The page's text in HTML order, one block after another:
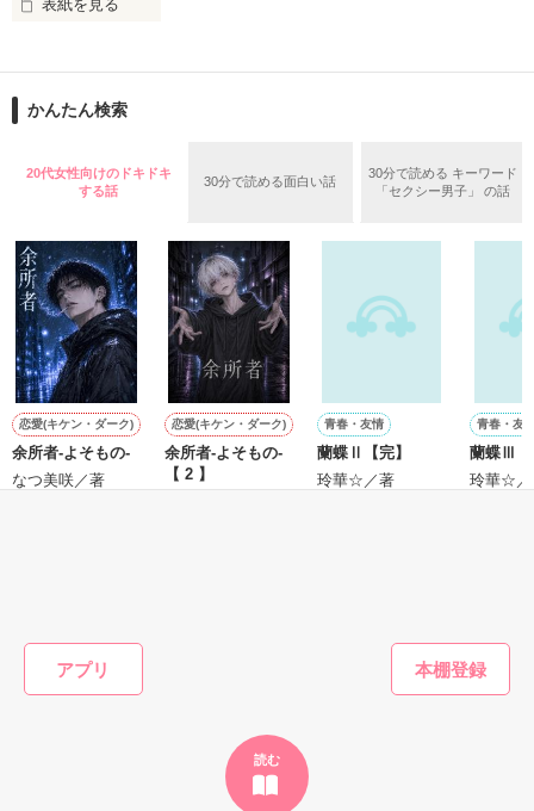
アプリ
読む
2026.6.5～2026.7.25
＊以前、公開していた話の改稿版です＊
作品を読む
表紙を見る
ションの企画戦略室で働いている。
めた、同期で恋人の石垣守（26）がいるのだが、後輩の姫原由
いた。
守と由羅から『便利屋雛子』と馬鹿にされ、一人こっそり泣い
た上、同居まで提案してきて──？
鷹哉『宜しくな、俺の雛子』🦅
雛子『俺の……ひぃ、雛子？！！！』🐥
シゴデキで冷徹な上司が見せる素顔は、なぜか想像以上に甘く
て……🐥💓🦅
※表紙も作中使用の画像も全てフリー素材です。
※執筆期間2026.6.3〜7.20完結です。
かんたん検索
20代女性向けのドキドキ
する話
30分で読める面白い話
30分で読める キーワード
「セクシー男子」 の話
恋愛(キケン・ダーク)
余所者-よそもの-
なつ美咲／著
恋愛(キケン・ダーク)
余所者-よそもの-
【 2 】
青春・友情
蘭蝶Ⅱ【完】
玲華☆／著
青春・友
蘭蝶Ⅲ【
玲華☆／